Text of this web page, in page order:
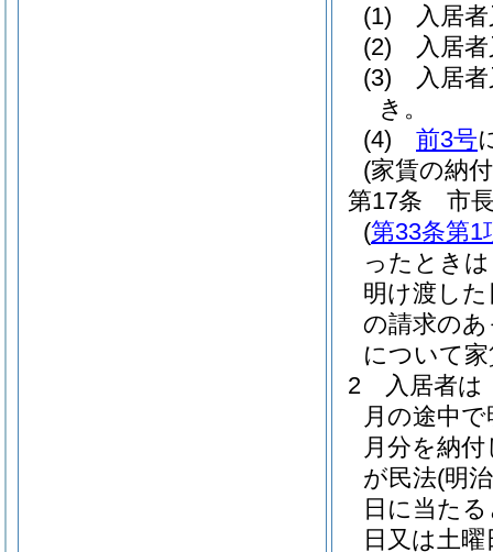
(1)
入居
(2)
入居
(3)
入居
き。
(4)
前3号
(家賃の納
第17条
市
(第33条第1
ったとき
明け渡し
の請求の
について
2
入居者は
月の途中
月分を納
が民法(明
日に当た
日又は土